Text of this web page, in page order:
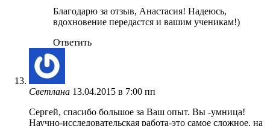
Благодарю за отзыв, Анастасия! Надеюсь,
вдохновение передастся и вашим ученикам!)
Ответить
Светлана 13.04.2015 в 7:00 пп
Сергей, спасибо большое за Ваш опыт. Вы -умница!
Научно-исследовательская работа-это самое сложное, на